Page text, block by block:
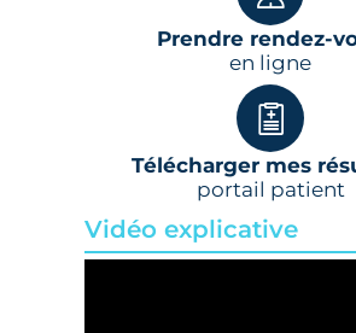
Prendre rendez-
en ligne
Télécharger mes
portail patient
Vidéo explicative